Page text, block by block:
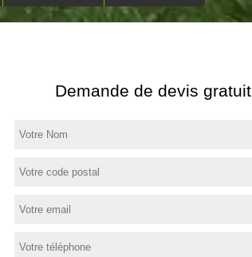
Demande de devis gratuit